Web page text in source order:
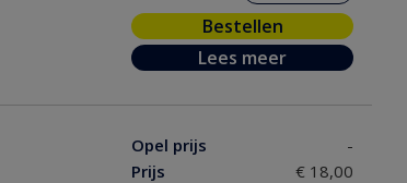
Bestellen
Lees meer
Opel prijs
-
Prijs
€ 18,00